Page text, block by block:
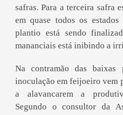
safras. Para a terceira safra
em quase todos os
plantio está sendo
mananciais está inibindo a
Na contramão das baixas
inoculação em feijoeiro vem
a alavancarem a
Segundo o consultor da